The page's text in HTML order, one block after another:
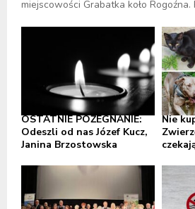
miejscowości Grabatka koło Rogoźna.
OSTATNIE POŻEGNANIE:
Odeszli od nas Józef Kucz,
Janina Brzostowska
Nie